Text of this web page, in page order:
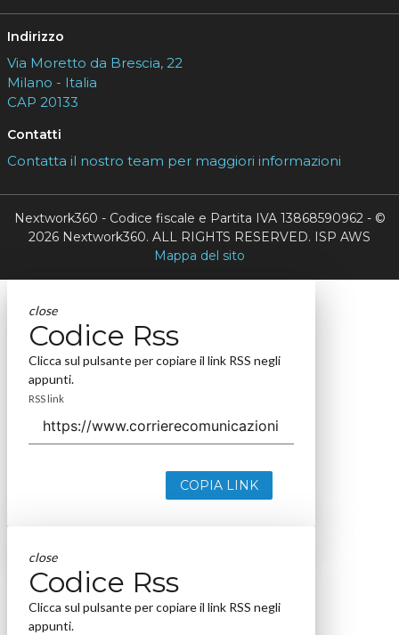
Indirizzo
Via Moretto da Brescia, 22
Milano - Italia
CAP 20133
Contatti
Contatta il nostro team per maggiori informazioni
Nextwork360 - Codice fiscale e Partita IVA 13868590962 - ©
2026 Nextwork360. ALL RIGHTS RESERVED. ISP AWS
Mappa del sito
close
Codice Rss
Clicca sul pulsante per copiare il link RSS negli
appunti.
RSS link
COPIA LINK
close
Codice Rss
Clicca sul pulsante per copiare il link RSS negli
appunti.